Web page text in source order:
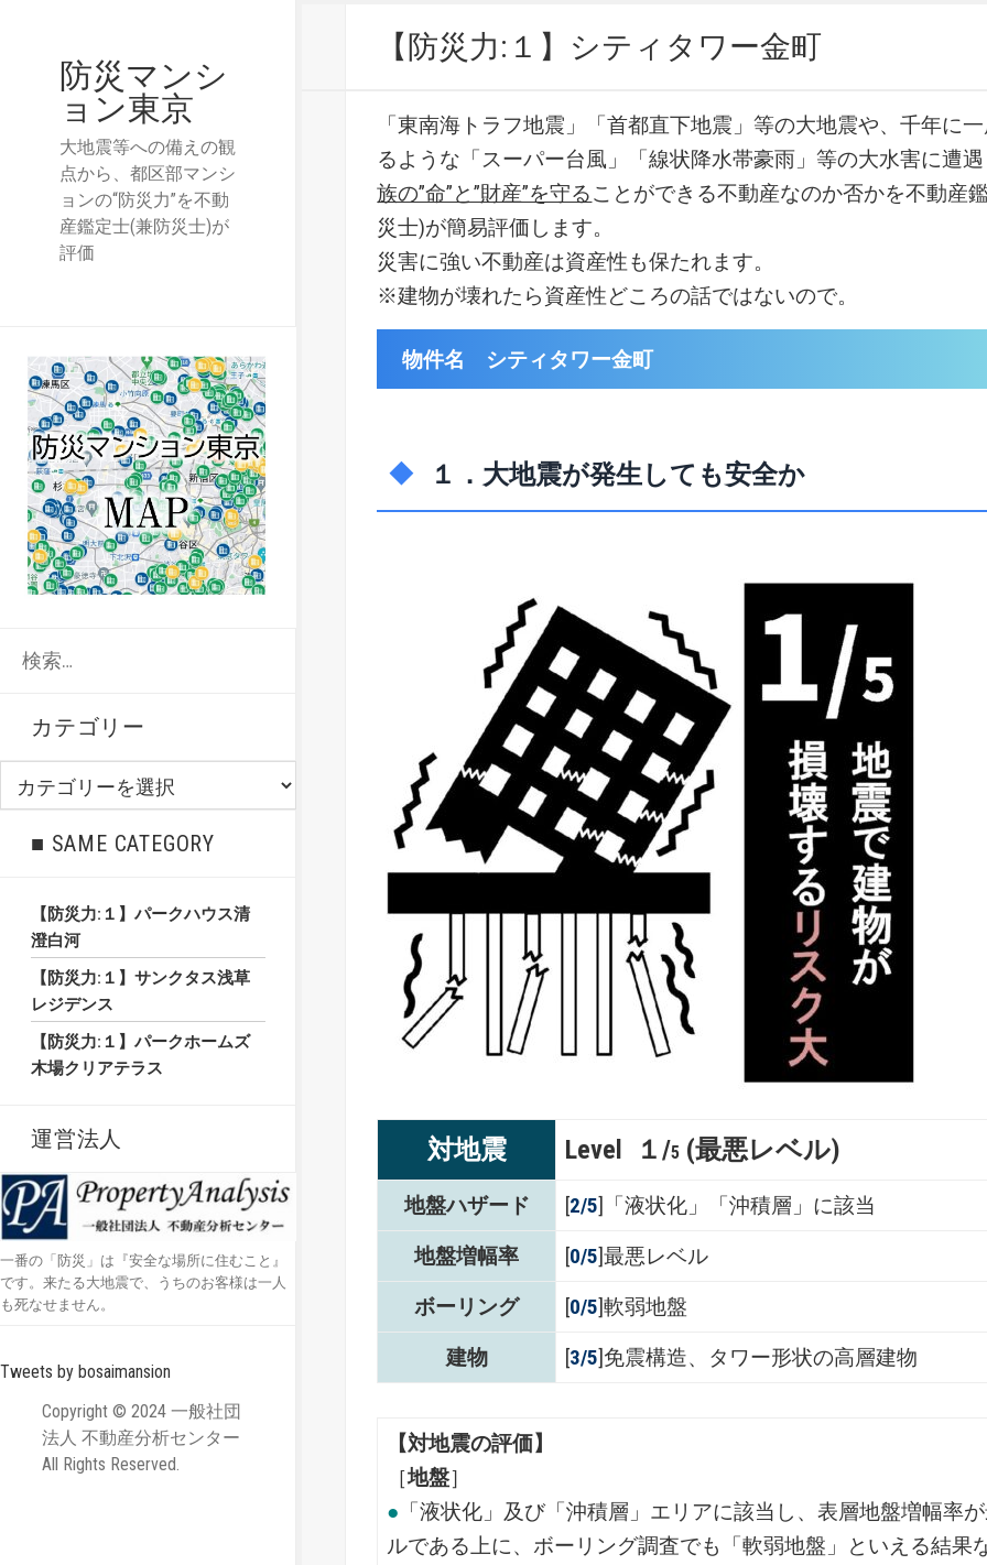
防災マンシ
ョン東京
大地震等への備えの観
点から、都区部マンシ
ョンの“防災力”を不動
産鑑定士(兼防災士)が
評価
カテゴリー
■ SAME CATEGORY
【防災力:１】パークハウス清
澄白河
【防災力:１】サンクタス浅草
レジデンス
【防災力:１】パークホームズ
木場クリアテラス
運営法人
一番の「防災」は『安全な場所に住むこと』
です。来たる大地震で、うちのお客様は一人
も死なせません。
Tweets by bosaimansion
Copyright © 2024 一般社団
法人 不動産分析センター
All Rights Reserved.
【防災力:１】シティタワー金町
「東南海トラフ地震」「首都直下地震」等の大地震や、千年に
るような「スーパー台風」「線状降水帯豪雨」等の大水害に遭
族の”命”と”財産”を守ることができる不動産なのか否かを不動産
災士)が簡易評価します。
災害に強い不動産は資産性も保たれます。
※建物が壊れたら資産性どころの話ではないので。
物件名 シティタワー金町
１．大地震が発生しても安全か
対地震 Level １/5 (最悪レベル)
地盤ハザード [2/5]「液状化」「沖積層」に該当
地盤増幅率
[0/5]最悪レベル
ボーリング
[0/5]軟弱地盤
建物
[3/5]免震構造、タワー形状の高層建物
【対地震の評価】
［地盤］
● 「液状化」及び「沖積層」エリアに該当し、表層地盤増幅率
ルである上に、ボーリング調査でも「軟弱地盤」といえる結果